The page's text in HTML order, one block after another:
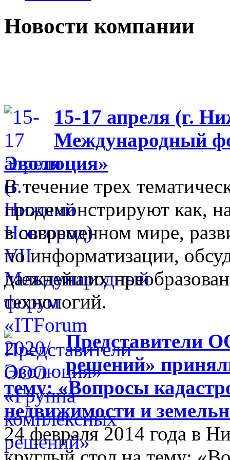
Новости компании
15-17 апреля (г.
Международный
Эволюция»
В течение трех
продемонстрируют как,
в современном мире,
по информатизации,
дальнейших
технологий.
Представители
решений»
тему: «Вопросы
недвижимости и
24 февраля 2014 года в